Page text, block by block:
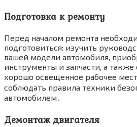
Подготовка к ремонту
Перед началом ремонта
подготовиться: изучить
вашей модели автомобиля,
инструменты и запчасти, а также
хорошо освещенное рабочее
соблюдать правила техники
автомобилем․
Демонтаж двигателя